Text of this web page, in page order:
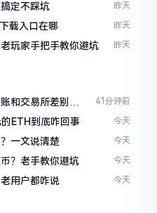
定不踩坑 昨天
载入口在哪 昨天
玩家手把手教你避坑 昨天
和交易所差别大
41分钟前
ETH到底咋回事 今天
一文说清楚 今天
？老手教你避坑 今天
用户都咋说 今天